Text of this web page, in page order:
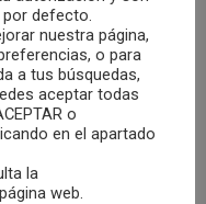
con Discapacidad
precisa la
a en Calatayud
defecto.
nuestra página,
o para
a tus búsquedas,
aceptar todas
o
en el apartado
la
web.